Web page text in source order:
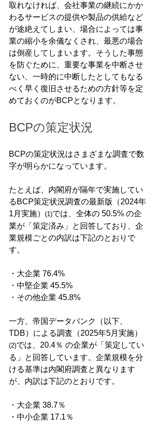
取れなければ、会社事業の継続にかか
わるサービスの提供や製品の供給など
が途絶えてしまい、場合によっては事
業の縮小を余儀なくされ、最悪の場合
は倒産してしまいます。そうした事態
を防ぐために、重要な事業を中断させ
ない、一時的に中断したとしてもなる
べく早く復旧させるための方針等を定
めておくのがBCPとなります。
BCPの策定状況
BCPの策定状況はさまざまな調査で数
字が明らかになっています。
たとえば、内閣府が隔年で実施してい
るBCP策定状況調査の最新版（2024年
1月実施） (1)では、全体の 50.5% の企
業が「策定済み」と回答しており、企
業規模ごとの内訳は下記のとおりで
す。
・大企業 76.4%
・中堅企業 45.5%
・その他企業 45.8%
一方、帝国データバンク（以下、
TDB）による調査（2025年5月実施）
(2)では、20.4％ の企業が「策定してい
る」と回答しています。企業規模を分
ける基準は内閣府調査と異なります
が、内訳は下記のとおりです。
・大企業 38.7％
・中小企業 17.1％